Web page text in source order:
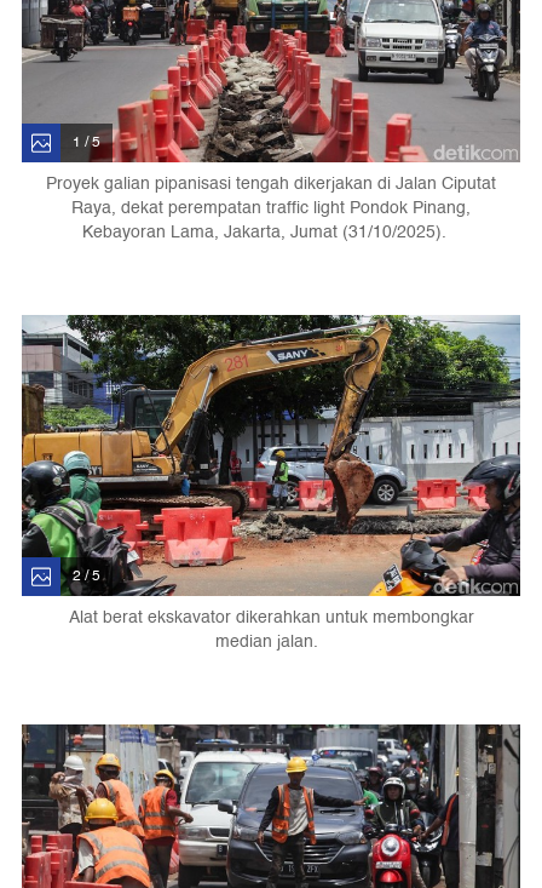
1 / 5
Proyek galian pipanisasi tengah dikerjakan di Jalan Ciputat
Raya, dekat perempatan traffic light Pondok Pinang,
Kebayoran Lama, Jakarta, Jumat (31/10/2025).
2 / 5
Alat berat ekskavator dikerahkan untuk membongkar
median jalan.